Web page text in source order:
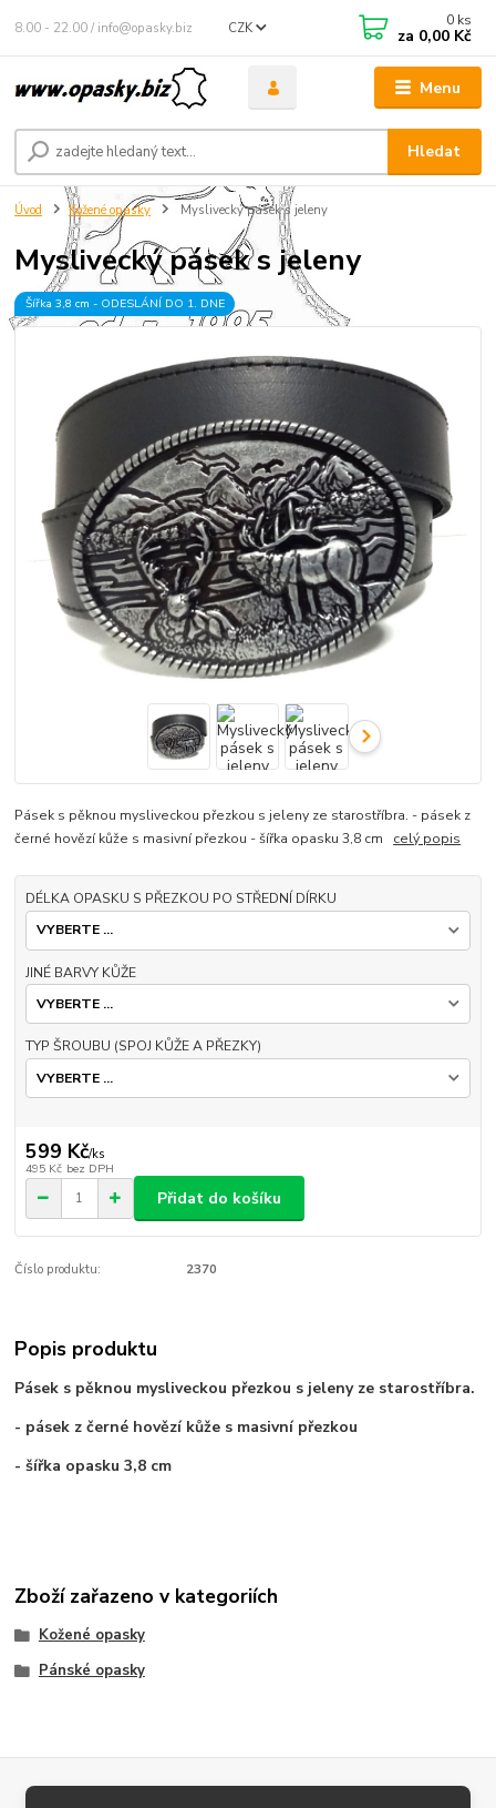
Menu
CZK
Hledat
8.00 - 22.00 / info@opasky.biz 0 ks
za 0,00 Kč
Úvod Kožené opasky Myslivecký pásek s jeleny
Myslivecký pásek s jeleny
Šířka 3,8 cm - ODESLÁNÍ DO 1. DNE
Pásek s pěknou mysliveckou přezkou s jeleny ze starostříbra. - pásek z
černé hovězí kůže s masivní přezkou - šířka opasku 3,8 cm celý popis
DÉLKA OPASKU S PŘEZKOU PO STŘEDNÍ DÍRKU
JINÉ BARVY KŮŽE
TYP ŠROUBU (SPOJ KŮŽE A PŘEZKY)
599 Kč/ks
495 Kč bez DPH
Přidat do košíku
Číslo produktu: 2370
Popis produktu
Pásek s pěknou mysliveckou přezkou s jeleny ze starostříbra.
- pásek z černé hovězí kůže s masivní přezkou
- šířka opasku 3,8 cm
Zboží zařazeno v kategoriích
Kožené opasky
Pánské opasky